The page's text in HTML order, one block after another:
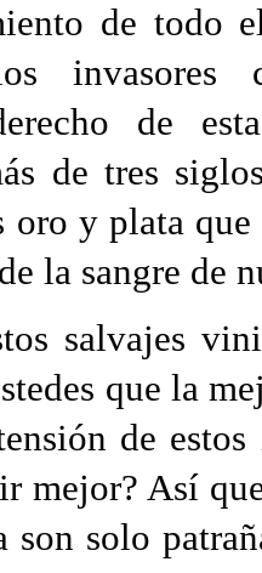
de todo
invasores
de
de tres
oro y plata
la sangre de
salvajes
que la
de
mejor? Así
son solo